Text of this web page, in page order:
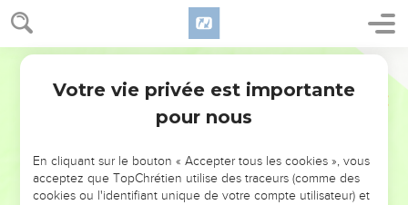
NE MANQUEZ PAS L’ÉVÉNEMENT
DE L’ANNÉE !
Votre vie privée est importante
pour nous
En cliquant sur le bouton « Accepter tous les cookies », vous
acceptez que TopChrétien utilise des traceurs (comme des
cookies ou l'identifiant unique de votre compte utilisateur) et